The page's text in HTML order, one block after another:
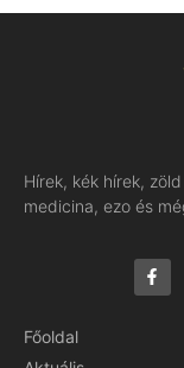
Hírek, kék hírek,
medicina, ezo és
Főoldal